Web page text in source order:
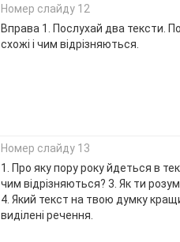
Номер слайду 12
Вправа 1. Послухай два тексти.
схожі і чим відрізняються.
Номер слайду 13
1. Про яку пору року йдеться в
чим відрізняються? 3. Як ти
4. Який текст на твою думку
виділені речення.